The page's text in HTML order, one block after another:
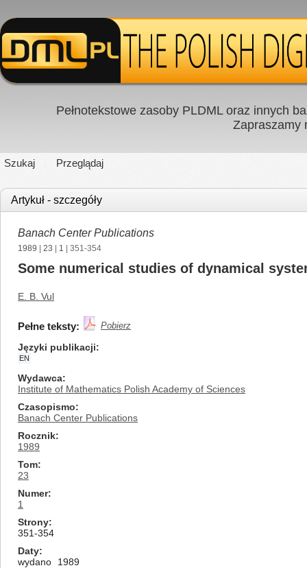
Pełnotekstowe zasoby PLDML oraz innych
Zapraszamy
Szukaj Przeglądaj
Artykuł - szczegóły
Banach Center Publications
1989 23 1 | 351-354
Some numerical studies of dynamical
E. B. Vul
Pełne teksty: Pobierz
Języki publikacji
EN
Wydawca
Institute of Mathematics Polish Academy of Sciences
Czasopismo
Banach Center Publications
Rocznik
1989
Tom
23
Numer
1
Strony
351-354
Daty
wydano
1989